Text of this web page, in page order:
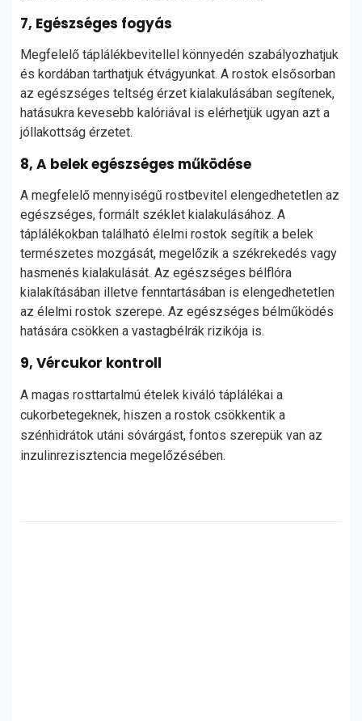
7, Egészséges fogyás
Megfelelő táplálékbevitellel könnyedén szabályozhatjuk
és kordában tarthatjuk étvágyunkat. A rostok elsősorban
az egészséges teltség érzet kialakulásában segítenek,
hatásukra kevesebb kalóriával is elérhetjük ugyan azt a
jóllakottság érzetet.
8, A belek egészséges működése
A megfelelő mennyiségű rostbevitel elengedhetetlen az
egészséges, formált széklet kialakulásához. A
táplálékokban található élelmi rostok segítik a belek
természetes mozgását, megelőzik a székrekedés vagy
hasmenés kialakulását. Az egészséges bélflóra
kialakításában illetve fenntartásában is elengedhetetlen
az élelmi rostok szerepe. Az egészséges bélműködés
hatására csökken a vastagbélrák rizikója is.
9, Vércukor kontroll
A magas rosttartalmú ételek kiváló táplálékai a
cukorbetegeknek, hiszen a rostok csökkentik a
szénhidrátok utáni sóvárgást, fontos szerepük van az
inzulinrezisztencia megelőzésében.